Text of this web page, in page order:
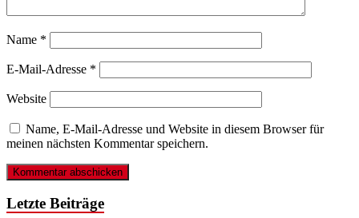
Name *
E-Mail-Adresse *
Website
Name, E-Mail-Adresse und Website in diesem Browser für
meinen nächsten Kommentar speichern.
Letzte Beiträge